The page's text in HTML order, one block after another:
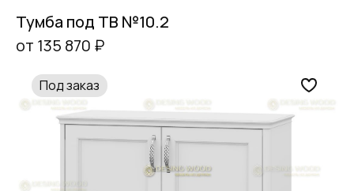
Тумба под ТВ №10.2
от 135 870 ₽
Под заказ